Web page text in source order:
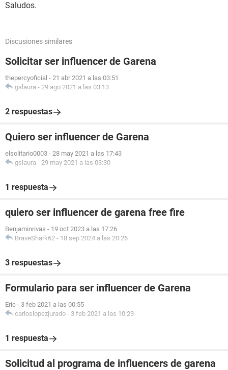
Saludos.
Discusiones similares
Solicitar ser influencer de Garena
thepercyoficial - 21 abr 2021 a las 03:51
gslaura - 29 ago 2021 a las 03:13
2 respuestas
Quiero ser influencer de Garena
elsolitario0003 - 28 may 2021 a las 17:43
gslaura - 29 may 2021 a las 03:30
1 respuesta
quiero ser influencer de garena free fire
Benjaminrivas - 19 oct 2023 a las 17:26
BraveShark62 - 18 sep 2024 a las 20:26
3 respuestas
Formulario para ser influencer de Garena
Eric - 3 feb 2021 a las 00:55
carloslopezjurado - 3 feb 2021 a las 10:23
1 respuesta
Solicitud al programa de influencers de garena